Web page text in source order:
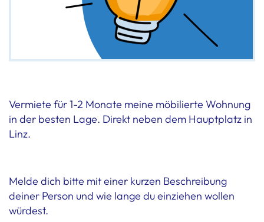
Vermiete für 1-2 Monate meine möbilierte Wohnung
in der besten Lage. Direkt neben dem Hauptplatz in
Linz.
Melde dich bitte mit einer kurzen Beschreibung
deiner Person und wie lange du einziehen wollen
würdest.